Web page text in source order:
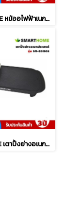
SMART HOME หม้ออไฟฟ้าเนกประสงค์ 1 ลิตร รุ่น SFP450
SMARTHOME เตาปิ้งย่างอเนกประสงค์พร้อมหม้อสุกี้ รุ่น SM-EG1503